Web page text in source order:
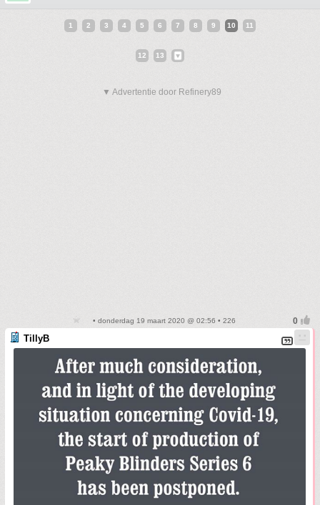
1 2 3 4 5 6 7 8 9 10 11
12 13
▼ Advertentie door Refinery89
• donderdag 19 maart 2020 @ 02:56 • 226
TillyB